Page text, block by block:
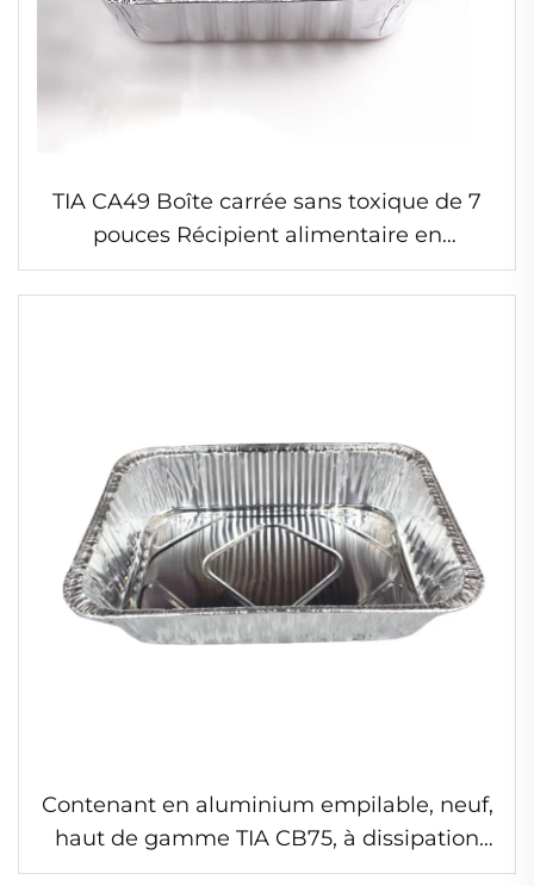
TIA CA49 Boîte carrée sans toxique de 7
pouces Récipient alimentaire en
aluminium pouvant aller au micro-ondes
Récipients en feuille d’aluminium avec
Contenant en aluminium empilable, neuf,
haut de gamme TIA CB75, à dissipation
thermique rapide, de 14 pouces,